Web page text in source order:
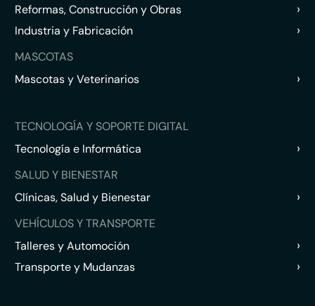
Reformas, Construcción y Obras
›
Industria y Fabricación ›
MASCOTAS
Mascotas y Veterinarios
›
TECNOLOGÍA Y SOPORTE DIGITAL
Tecnología e Informática
›
SALUD Y BIENESTAR
Clínicas, Salud y Bienestar
›
VEHÍCULOS Y TRANSPORTE
Talleres y Automoción
›
Transporte y Mudanzas ›